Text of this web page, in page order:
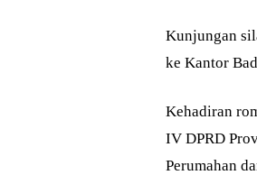
Kunjungan
ke Kantor
Kehadiran
IV DPRD
Perumahan